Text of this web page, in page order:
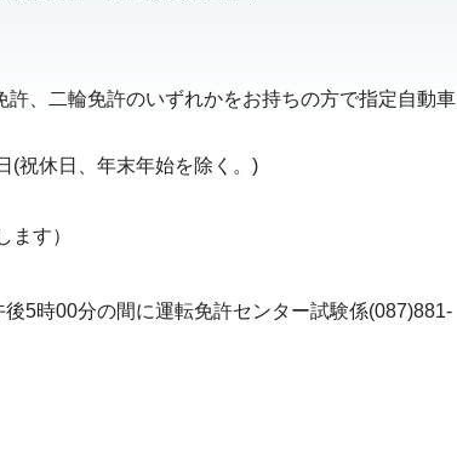
、二輪免許のいずれかをお持ちの方で指定自動車
(祝休日、年末年始を除く。)
す）
5時00分の間に運転免許センター試験係(087)881-